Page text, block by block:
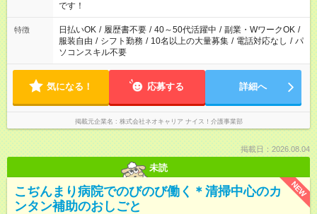
です！
特徴 日払いOK / 履歴書不要 / 40～50代活躍中 / 副業・WワークOK /
服装自由 / シフト勤務 / 10名以上の大量募集 / 電話対応なし / パ
ソコンスキル不要
気になる！ 応募する 詳細へ
掲載元企業名 株式会社ネオキャリア ナイス！介護事業部
掲載日：2026.08.04
未読
NEW
こぢんまり病院でのびのび働く＊清掃中心のカ
ンタン補助のおしごと